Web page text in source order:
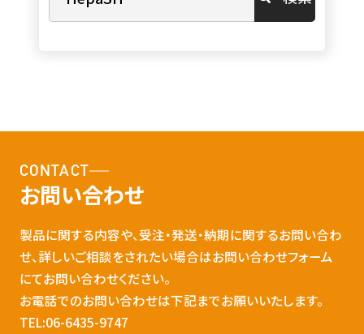
CONTACT
お問い合わせ
製品に関する内容や、受注・発送・納期に関するお問い合わ
せ、詳しいご相談をされたい場合はお問い合わせフォーム
にてお問い合わせください。
お電話でのお問い合わせは下記までお願いいたします。
TEL:06-6435-9747